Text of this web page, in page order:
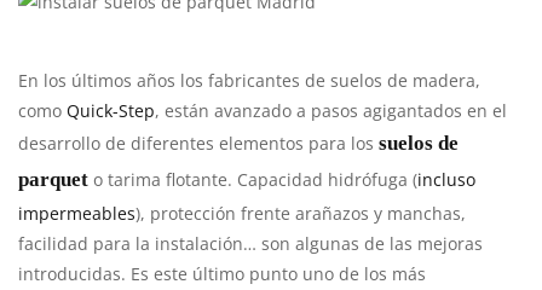
En los últimos años los fabricantes de suelos de madera,
como Quick-Step, están avanzado a pasos agigantados en el
desarrollo de diferentes elementos para los suelos de
parquet o tarima flotante. Capacidad hidrófuga (incluso
impermeables), protección frente arañazos y manchas,
facilidad para la instalación… son algunas de las mejoras
introducidas. Es este último punto uno de los más